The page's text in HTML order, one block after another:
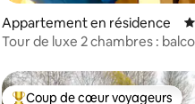
Appartement en résidence
Tour de luxe 2 chambres :
Coup de cœur voyageurs